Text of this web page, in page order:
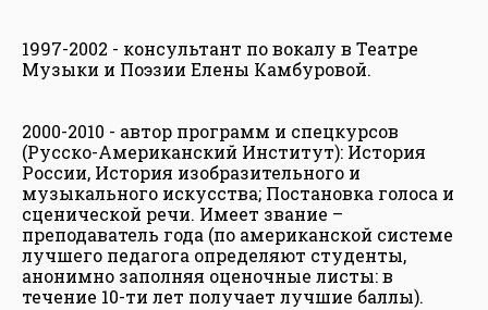
1997-2002 - консультант по вокалу в Театре
Музыки и Поэзии Елены Камбуровой.
2000-2010 - автор программ и спецкурсов
(Русско-Американский Институт): История
России, История изобразительного и
музыкального искусства; Постановка голоса и
сценической речи. Имеет звание –
преподаватель года (по американской системе
лучшего педагога определяют студенты,
анонимно заполняя оценочные листы: в
течение 10-ти лет получает лучшие баллы).